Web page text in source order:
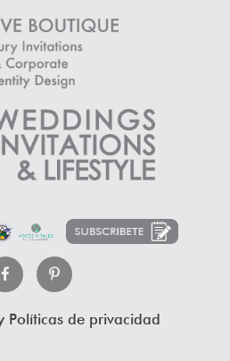
Políticas de privacidad